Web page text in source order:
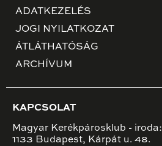
ADATKEZELÉS
JOGI NYILATKOZAT
ÁTLÁTHATÓSÁG
ARCHÍVUM
KAPCSOLAT
Magyar Kerékpárosklub - iroda:
1133 Budapest, Kárpát u. 48.